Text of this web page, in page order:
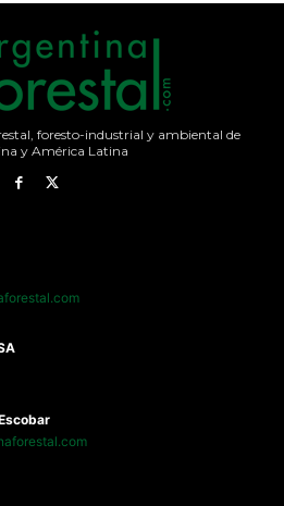
foresto-industrial y ambiental de
y América Latina